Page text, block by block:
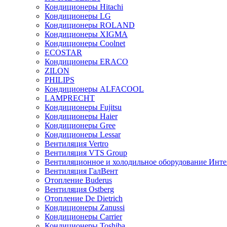
Кондиционеры Hitachi
Кондиционеры LG
Кондиционеры ROLAND
Кондиционеры XIGMA
Кондиционеры Coolnet
ECOSTAR
Кондиционеры ERACO
ZILON
PHILIPS
Кондиционеры ALFACOOL
LAMPRECHT
Кондиционеры Fujitsu
Кондиционеры Haier
Кондиционеры Gree
Кондиционеры Lessar
Вентиляция Vertro
Вентиляция VTS Group
Вентиляционное и холодильное оборудование
Вентиляция ГалВент
Отопление Buderus
Вентиляция Ostberg
Отопление De Dietrich
Кондиционеры Zanussi
Кондиционеры Carrier